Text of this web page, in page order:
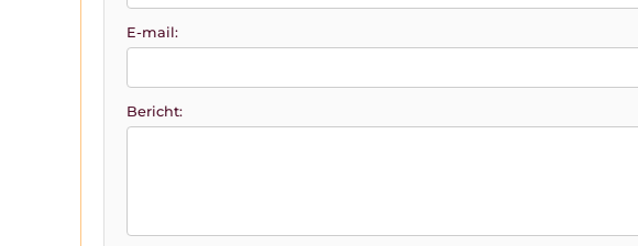
E-mail:
Bericht: